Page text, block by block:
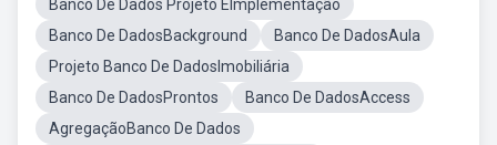
Banco De Dados Projeto EImplementação
Banco De DadosBackground
Banco De DadosAula
Projeto Banco De DadosImobiliária
Banco De DadosProntos
Banco De DadosAccess
AgregaçãoBanco De Dados